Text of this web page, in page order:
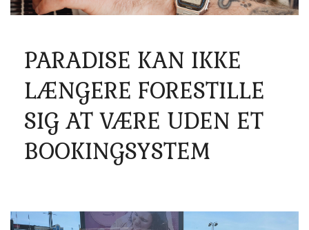
PARADISE KAN IKKE
LÆNGERE FORESTILLE
SIG AT VÆRE UDEN ET
BOOKINGSYSTEM